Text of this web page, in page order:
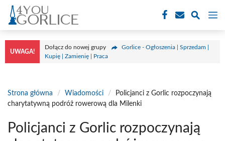
Przejdź
treści
UWAGA!
Dołącz do nowej grupy
Gorlice - Ogłoszenia | Sprzedam |
Kupię | Zamienię | Praca
Strona główna / Wiadomości /
Policjanci z Gorlic rozpoczynają
charytatywną podróż rowerową dla Milenki
Policjanci z Gorlic rozpoczynają